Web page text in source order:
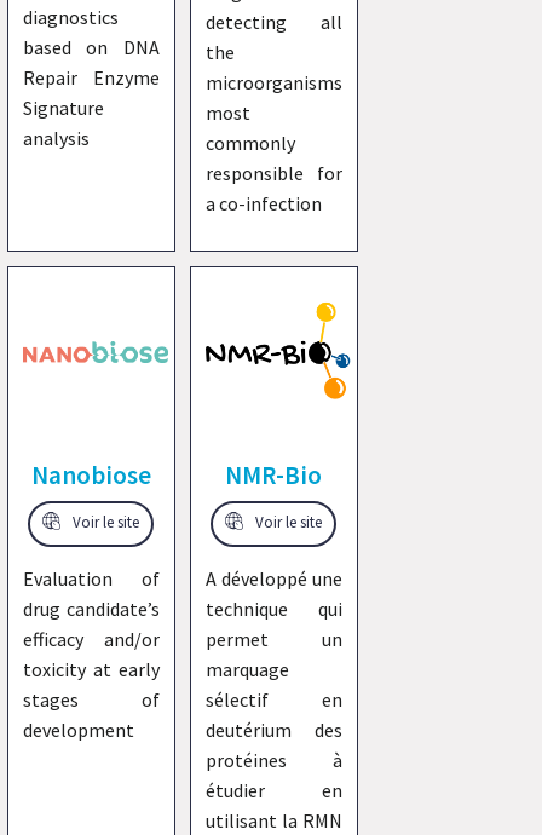
diagnostics
based on DNA
Repair Enzyme
Signature
analysis
detecting all
the
microorganisms
most
commonly
responsible for
a co-infection
Nanobiose
Voir le site
Evaluation of
drug candidate’s
efficacy and/or
toxicity at early
stages of
development
NMR-Bio
Voir le site
A développé une
technique qui
permet un
marquage
sélectif en
deutérium des
protéines à
étudier en
utilisant la RMN